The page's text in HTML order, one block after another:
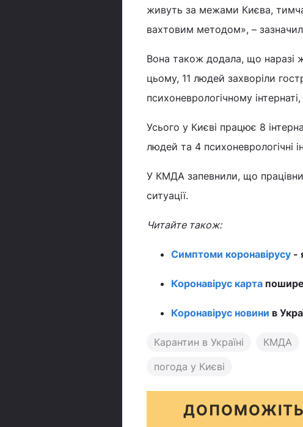
живуть за межами Києва,
вахтовим методом», –
Вона також додала, що наразі
цьому, 11 людей захворіли
психоневрологічному
Усього у Києві працює 8
людей та 4 психоневрологічні
У КМДА запевнили, що
ситуації.
Читайте також:
Симптоми коронавірусу -
Коронавірус карта
Коронавірус новини в
Карантин в Україні КМДА
погода у Києві